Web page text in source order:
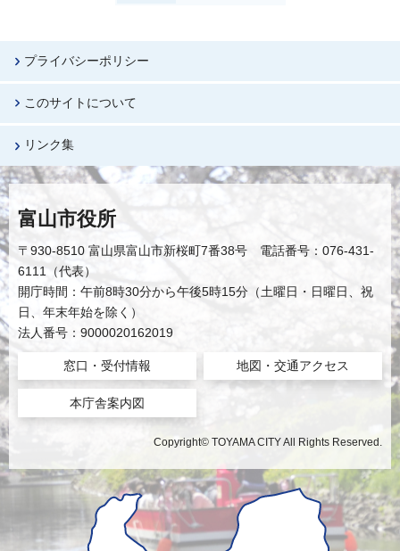
プライバシーポリシー
このサイトについて
リンク集
富山市役所
〒930-8510 富山県富山市新桜町7番38号 電話番号：076-431-
6111（代表）
開庁時間：午前8時30分から午後5時15分（土曜日・日曜日、祝
日、年末年始を除く）
法人番号：9000020162019
窓口・受付情報 地図・交通アクセス
本庁舎案内図
Copyright© TOYAMA CITY All Rights Reserved.